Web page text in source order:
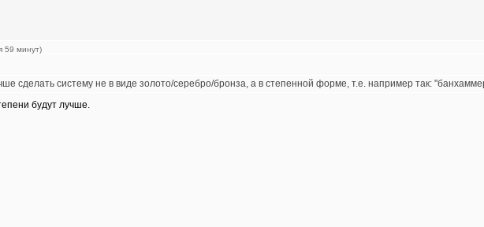
59 минут)
сделать систему не в виде золото/серебро/бронза, а в степенной форме, т.е. например так:
будут лучше.